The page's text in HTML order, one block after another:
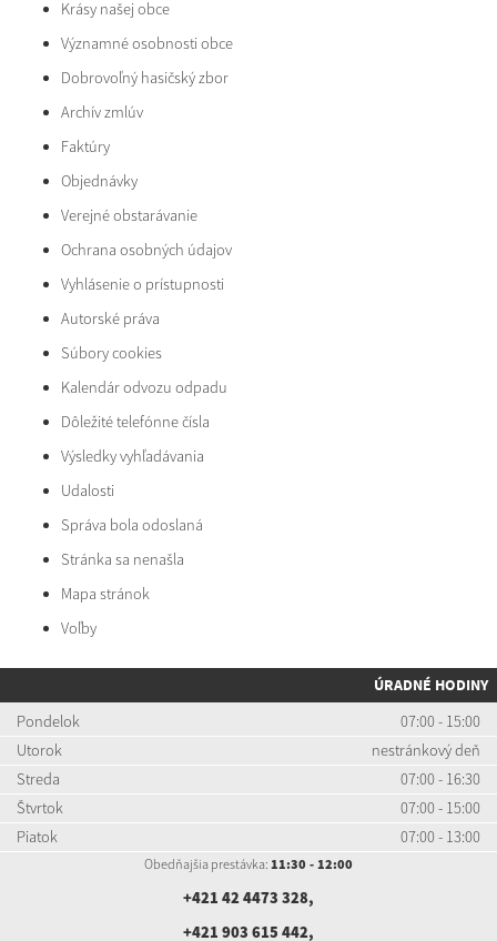
Krásy našej obce
Významné osobnosti obce
Dobrovoľný hasičský zbor
Archív zmlúv
Faktúry
Objednávky
Verejné obstarávanie
Ochrana osobných údajov
Vyhlásenie o prístupnosti
Autorské práva
Súbory cookies
Kalendár odvozu odpadu
Dôležité telefónne čísla
Výsledky vyhľadávania
Udalosti
Správa bola odoslaná
Stránka sa nenašla
Mapa stránok
Voľby
ÚRADNÉ HODINY
Pondelok
07:00 - 15:00
Utorok
nestránkový deň
Streda
07:00 - 16:30
Štvrtok
07:00 - 15:00
Piatok
07:00 - 13:00
Obedňajšia prestávka: 11:30 - 12:00
+421 42 4473 328,
+421 903 615 442,